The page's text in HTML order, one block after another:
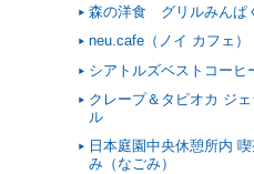
森の洋食 グリルみんぱ
neu.cafe（ノイ カフェ）
シアトルズベストコーヒ
クレープ＆タピオカ ジ
ル
日本庭園中央休憩所内
み（なごみ）